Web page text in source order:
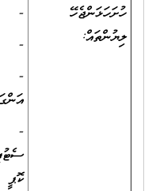
ހުށަހަޅަންޖެހޭ
ލިޔުންތައް:
-
-
-
-
ކޮޕީ